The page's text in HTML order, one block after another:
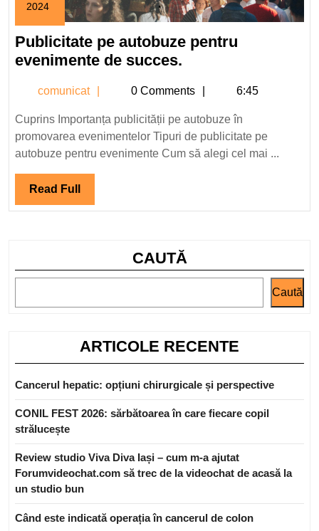
2024
mai
2024
Publicitate pe autobuze pentru
evenimente de succes.
autobuze
pentru
evenimente
de
comunicat comunicat
0 Comments 6:45
Cuprins Importanța publicității pe autobuze în
promovarea evenimentelor Tipuri de publicitate pe
autobuze pentru evenimente Cum să alegi cel mai ...
Read Full Read
Full
CAUTĂ
Caută
ARTICOLE RECENTE
Cancerul hepatic: opțiuni chirurgicale și perspective
CONIL FEST 2026: sărbătoarea în care fiecare copil
strălucește
Review studio Viva Diva Iași – cum m-a ajutat
Forumvideochat.com să trec de la videochat de acasă la
un studio bun
Când este indicată operația în cancerul de colon